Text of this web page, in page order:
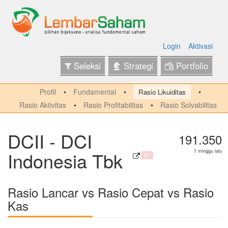
Login Aktivasi
Seleksi Strategi Portfolio
Profil Fundamental Rasio Likuiditas
Rasio Aktivitas Rasio Profitabilitas Rasio Solvabilitas
DCII - DCI
Indonesia Tbk Q1
191.350
1 minggu lalu
Rasio Lancar vs Rasio Cepat vs Rasio
Kas